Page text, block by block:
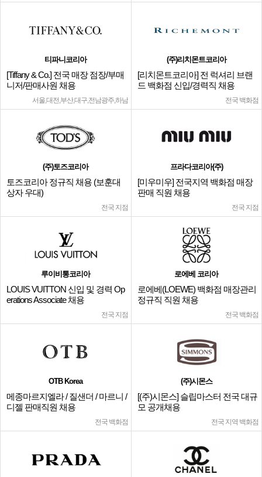
티파니코리아
[Tiffany & Co.] 전국 매장 점장/부매
니저/판매사원 채용
서울,대전,부산,대구,전남광주,하남
(주)리치몬트코리아
[리치몬트코리아] 전 럭셔리 브랜
드 백화점 신입/경력직 채용
전국 백화점
(주)토즈코리아
토즈코리아 정규직 채용 (보훈대
상자 우대)
전국 지점
프라다코리아(주)
[미우미우] 전국지역 백화점 매장
판매 직원 채용
전국 지점
루이비통코리아
LOUIS VUITTON 신입 및 경력 Op
erations Associate 채용
전국 지점
로에베 코리아
로에베(LOEWE) 백화점 매장관리
정규직 직원 채용
전국 백화점
OTB Korea
메종마르지엘라 / 질샌더 / 마르니 /
디젤 판매직원 채용
전국 백화점
(주)시몬스
[(주)시몬스] 슬립마스터 전국 대규
모 공개채용
전국 지역 백화점